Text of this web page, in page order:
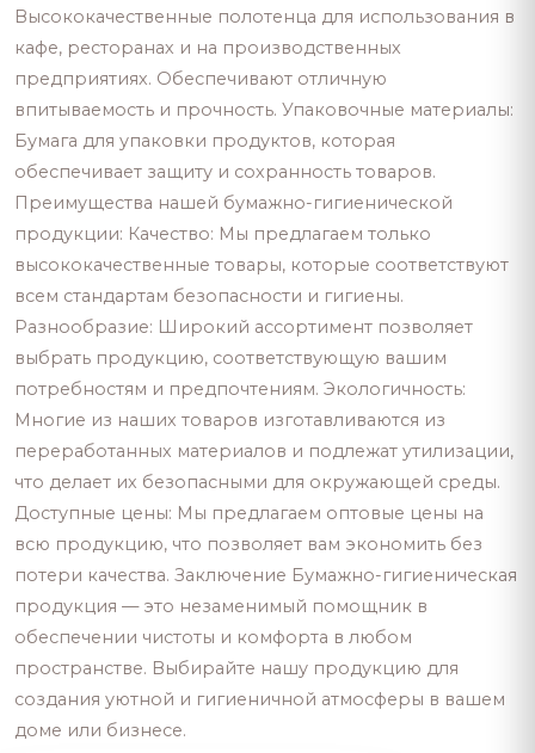
Высококачественные полотенца для использования в
кафе, ресторанах и на производственных
предприятиях. Обеспечивают отличную
впитываемость и прочность. Упаковочные материалы:
Бумага для упаковки продуктов, которая
обеспечивает защиту и сохранность товаров.
Преимущества нашей бумажно-гигиенической
продукции: Качество: Мы предлагаем только
высококачественные товары, которые соответствуют
всем стандартам безопасности и гигиены.
Разнообразие: Широкий ассортимент позволяет
выбрать продукцию, соответствующую вашим
потребностям и предпочтениям. Экологичность:
Многие из наших товаров изготавливаются из
переработанных материалов и подлежат утилизации,
что делает их безопасными для окружающей среды.
Доступные цены: Мы предлагаем оптовые цены на
всю продукцию, что позволяет вам экономить без
потери качества. Заключение Бумажно-гигиеническая
продукция — это незаменимый помощник в
обеспечении чистоты и комфорта в любом
пространстве. Выбирайте нашу продукцию для
создания уютной и гигиеничной атмосферы в вашем
доме или бизнесе.